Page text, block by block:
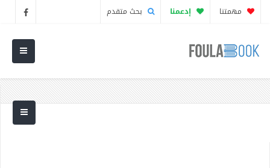
مهمتنا إدعمنا بحث متقدم